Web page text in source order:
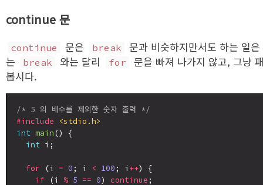
continue 문
continue 문은 break
문과 비슷하지만서도 하는 일
는
break 와는 달리 for
문을 빠져 나가지 않고, 그냥
봅시다.
/* 5 의 배수를 제외한 숫자 출력 */
#include
<stdio.h>
int main () {
int i;
for (i = 0 ; i < 100 ; i ++) {
if (i % 5 == 0) continue ;